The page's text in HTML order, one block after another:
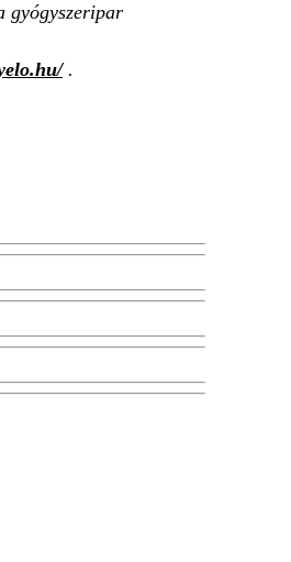
gyógyszeripar
.